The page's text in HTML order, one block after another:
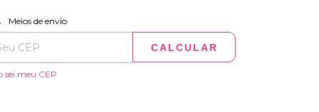
para o CEP:
Meios de envio
CALCULAR
sei meu CEP